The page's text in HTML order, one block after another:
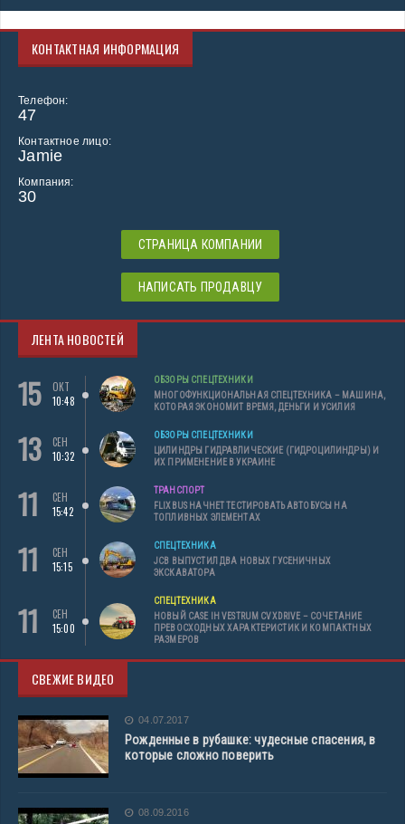
КОНТАКТНАЯ ИНФОРМАЦИЯ
Телефон:
47
Контактное лицо:
Jamie
Компания:
30
СТРАНИЦА КОМПАНИИ
НАПИСАТЬ ПРОДАВЦУ
ЛЕНТА НОВОСТЕЙ
15
ОКТ
10:48
ОБЗОРЫ СПЕЦТЕХНИКИ
МНОГОФУНКЦИОНАЛЬНАЯ СПЕЦТЕХНИКА – МАШИНА,
КОТОРАЯ ЭКОНОМИТ ВРЕМЯ, ДЕНЬГИ И УСИЛИЯ
13
СЕН
10:32
ОБЗОРЫ СПЕЦТЕХНИКИ
ЦИЛИНДРЫ ГИДРАВЛИЧЕСКИЕ (ГИДРОЦИЛИНДРЫ) И
ИХ ПРИМЕНЕНИЕ В УКРАИНЕ
11
СЕН
15:42
ТРАНСПОРТ
FLIXBUS НАЧНЕТ ТЕСТИРОВАТЬ АВТОБУСЫ НА
ТОПЛИВНЫХ ЭЛЕМЕНТАХ
11
СЕН
15:15
СПЕЦТЕХНИКА
JCB ВЫПУСТИЛ ДВА НОВЫХ ГУСЕНИЧНЫХ
ЭКСКАВАТОРА
11
СЕН
15:00
СПЕЦТЕХНИКА
НОВЫЙ CASE IH VESTRUM CVXDRIVE – СОЧЕТАНИЕ
ПРЕВОСХОДНЫХ ХАРАКТЕРИСТИК И КОМПАКТНЫХ
РАЗМЕРОВ
СВЕЖИЕ ВИДЕО
04.07.2017
Рожденные в рубашке: чудесные спасения, в
которые сложно поверить
08.09.2016